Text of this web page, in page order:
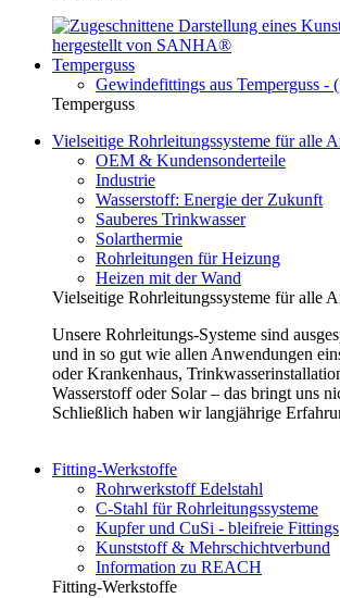
Temperguss
Gewindefittings aus Temperguss -
Temperguss
Vielseitige Rohrleitungssysteme für alle
OEM & Kundensonderteile
Industrie
Wasserstoff: Energie der Zukunft
Sauberes Trinkwasser
Solarthermie
Rohrleitungen für Heizung
Heizen mit der Wand
Vielseitige Rohrleitungssysteme für alle
Unsere Rohrleitungs-Systeme sind
und in so gut wie allen Anwendungen
oder Krankenhaus,
Wasserstoff oder Solar – das bringt uns
Schließlich haben wir langjährige
Fitting-Werkstoffe
Rohrwerkstoff Edelstahl
C-Stahl für Rohrleitungssysteme
Kupfer und CuSi - bleifreie Fittings
Kunststoff & Mehrschichtverbund
Information zu REACH
Fitting-Werkstoffe